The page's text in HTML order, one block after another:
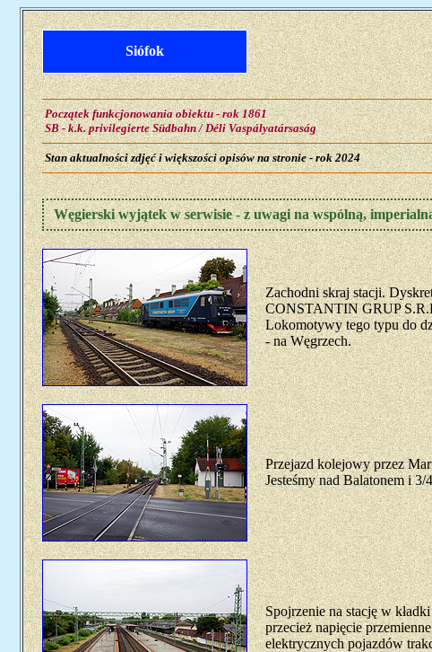
Siófok
Początek funkcjonowania obiektu - rok 1861
SB - k.k. privilegierte Südbahn / Déli Vaspályatársaság
Stan aktualności zdjęć i większości opisów na stronie - rok 2024
Węgierski wyjątek w serwisie - z uwagi na wspólną,
Zachodni skraj stacji.
CONSTANTIN GRUP
Lokomotywy tego typu do
- na Węgrzech.
Przejazd kolejowy przez
Jesteśmy nad Balatonem i
Spojrzenie na stację w
przecież napięcie
elektrycznych pojazdów